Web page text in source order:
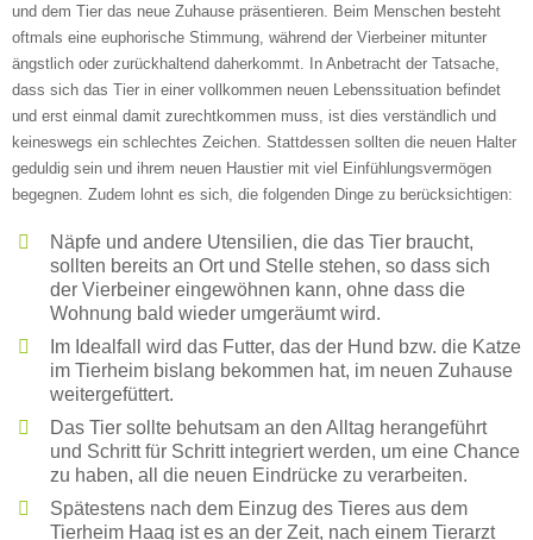
und dem Tier das neue Zuhause präsentieren. Beim Menschen besteht
oftmals eine euphorische Stimmung, während der Vierbeiner mitunter
ängstlich oder zurückhaltend daherkommt. In Anbetracht der Tatsache,
dass sich das Tier in einer vollkommen neuen Lebenssituation befindet
und erst einmal damit zurechtkommen muss, ist dies verständlich und
keineswegs ein schlechtes Zeichen. Stattdessen sollten die neuen Halter
geduldig sein und ihrem neuen Haustier mit viel Einfühlungsvermögen
begegnen. Zudem lohnt es sich, die folgenden Dinge zu berücksichtigen:
Näpfe und andere Utensilien, die das Tier braucht,
sollten bereits an Ort und Stelle stehen, so dass sich
der Vierbeiner eingewöhnen kann, ohne dass die
Wohnung bald wieder umgeräumt wird.
Im Idealfall wird das Futter, das der Hund bzw. die Katze
im Tierheim bislang bekommen hat, im neuen Zuhause
weitergefüttert.
Das Tier sollte behutsam an den Alltag herangeführt
und Schritt für Schritt integriert werden, um eine Chance
zu haben, all die neuen Eindrücke zu verarbeiten.
Spätestens nach dem Einzug des Tieres aus dem
Tierheim Haag ist es an der Zeit, nach einem Tierarzt